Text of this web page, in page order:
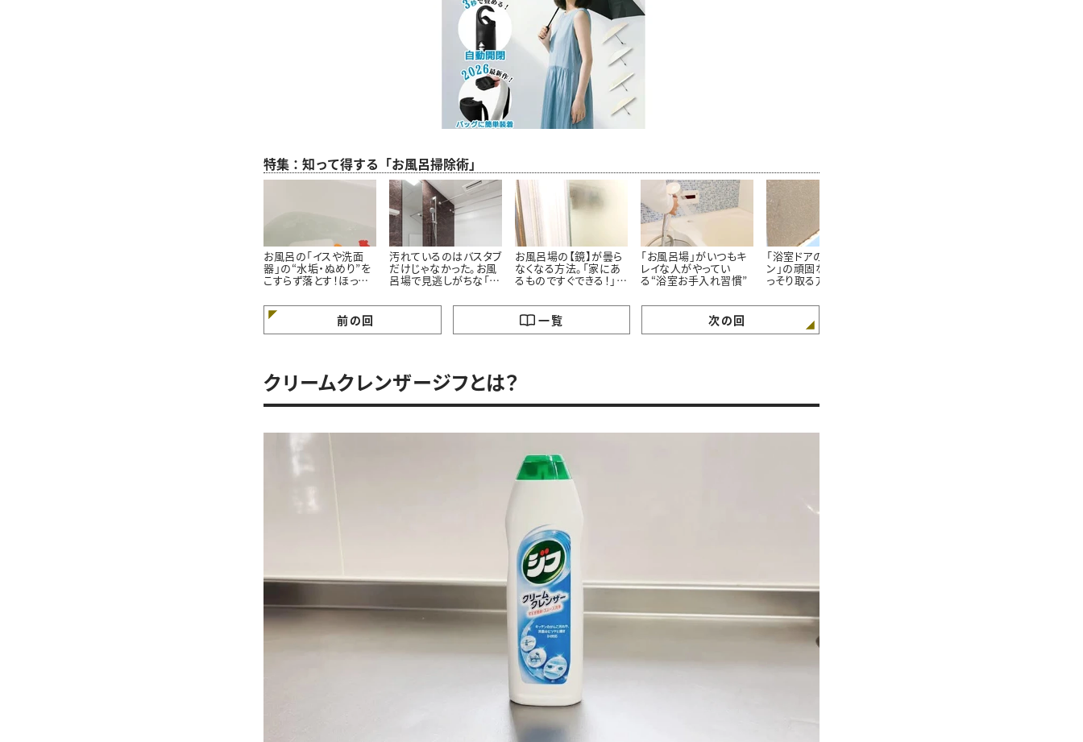
特集：知って得する「お風呂掃除術」
お風呂の「イスや洗面
器」の“水垢・ぬめり”を
こすらず落とす！ほった
汚れているのはバスタブ
だけじゃなかった。お風
呂場で見逃しがちな「意
所」とは
お風呂場の【鏡】が曇ら
なくなる方法。「家にあ
るものですぐできる！」
いんだ…」
「お風呂場」がいつもキ
レイな人がやってい
る“浴室お手入れ習慣”
「浴室ドアのゴムパッキ
ン」の頑固な黒カビをご
っそり取る方法【知って
前の回 一覧 次の回
クリームクレンザージフとは？